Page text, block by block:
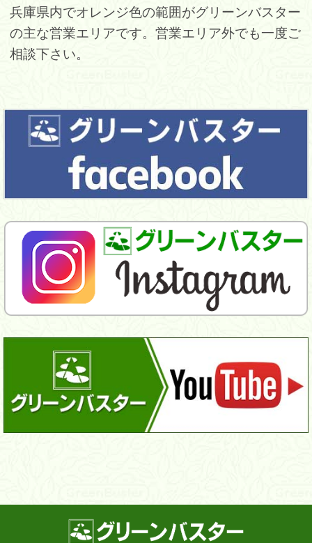
兵庫県内でオレンジ色の範囲がグリーンバスター
の主な営業エリアです。営業エリア外でも一度ご
相談下さい。